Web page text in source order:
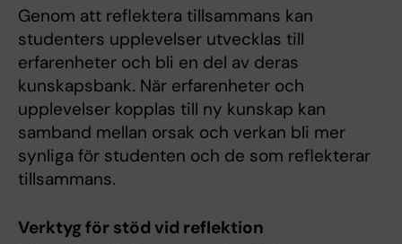
Genom att reflektera tillsammans kan
studenters upplevelser utvecklas till
erfarenheter och bli en del av deras
kunskapsbank. När erfarenheter och
upplevelser kopplas till ny kunskap kan
samband mellan orsak och verkan bli mer
synliga för studenten och de som reflekterar
tillsammans.
Verktyg för stöd vid reflektion